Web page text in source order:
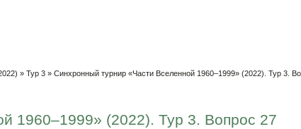
»Тур 3 » Синхронный турнир «Части Вселенной 1960–1999» (2022). Тур 3.
1960–1999» (2022). Тур 3. Вопрос 27